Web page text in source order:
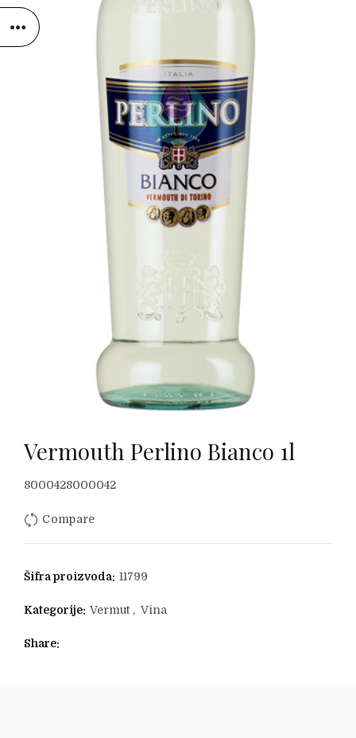
Vermouth Perlino Bianco 1l
8000428000042
Compare
Šifra proizvoda: 11799
Kategorije: Vermut , Vina
Share